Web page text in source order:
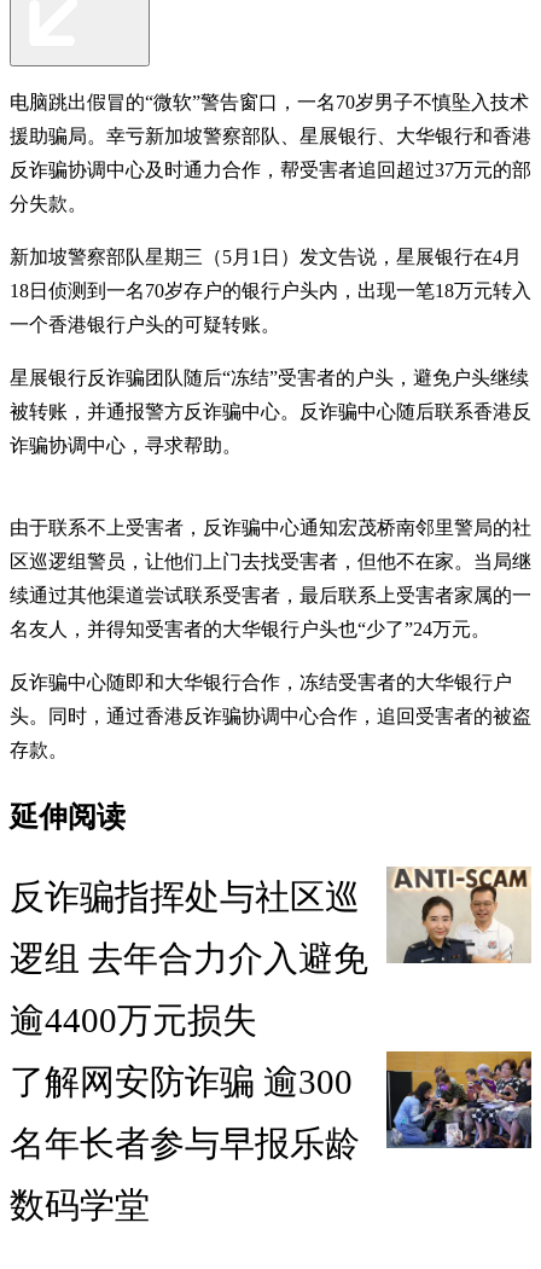
电脑跳出假冒的“微软”警告窗口，一名70岁男子不慎坠入技术
援助骗局。幸亏新加坡警察部队、星展银行、大华银行和香港
反诈骗协调中心及时通力合作，帮受害者追回超过37万元的部
分失款。
新加坡警察部队星期三（5月1日）发文告说，星展银行在4月
18日侦测到一名70岁存户的银行户头内，出现一笔18万元转入
一个香港银行户头的可疑转账。
星展银行反诈骗团队随后“冻结”受害者的户头，避免户头继续
被转账，并通报警方反诈骗中心。反诈骗中心随后联系香港反
诈骗协调中心，寻求帮助。
由于联系不上受害者，反诈骗中心通知宏茂桥南邻里警局的社
区巡逻组警员，让他们上门去找受害者，但他不在家。当局继
续通过其他渠道尝试联系受害者，最后联系上受害者家属的一
名友人，并得知受害者的大华银行户头也“少了”24万元。
反诈骗中心随即和大华银行合作，冻结受害者的大华银行户
头。同时，通过香港反诈骗协调中心合作，追回受害者的被盗
存款。
延伸阅读
反诈骗指挥处与社区巡
逻组 去年合力介入避免
逾4400万元损失
了解网安防诈骗 逾300
名年长者参与早报乐龄
数码学堂